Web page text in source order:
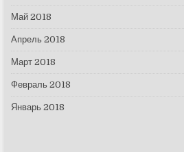
Май 2018
Апрель 2018
Март 2018
Февраль 2018
Январь 2018